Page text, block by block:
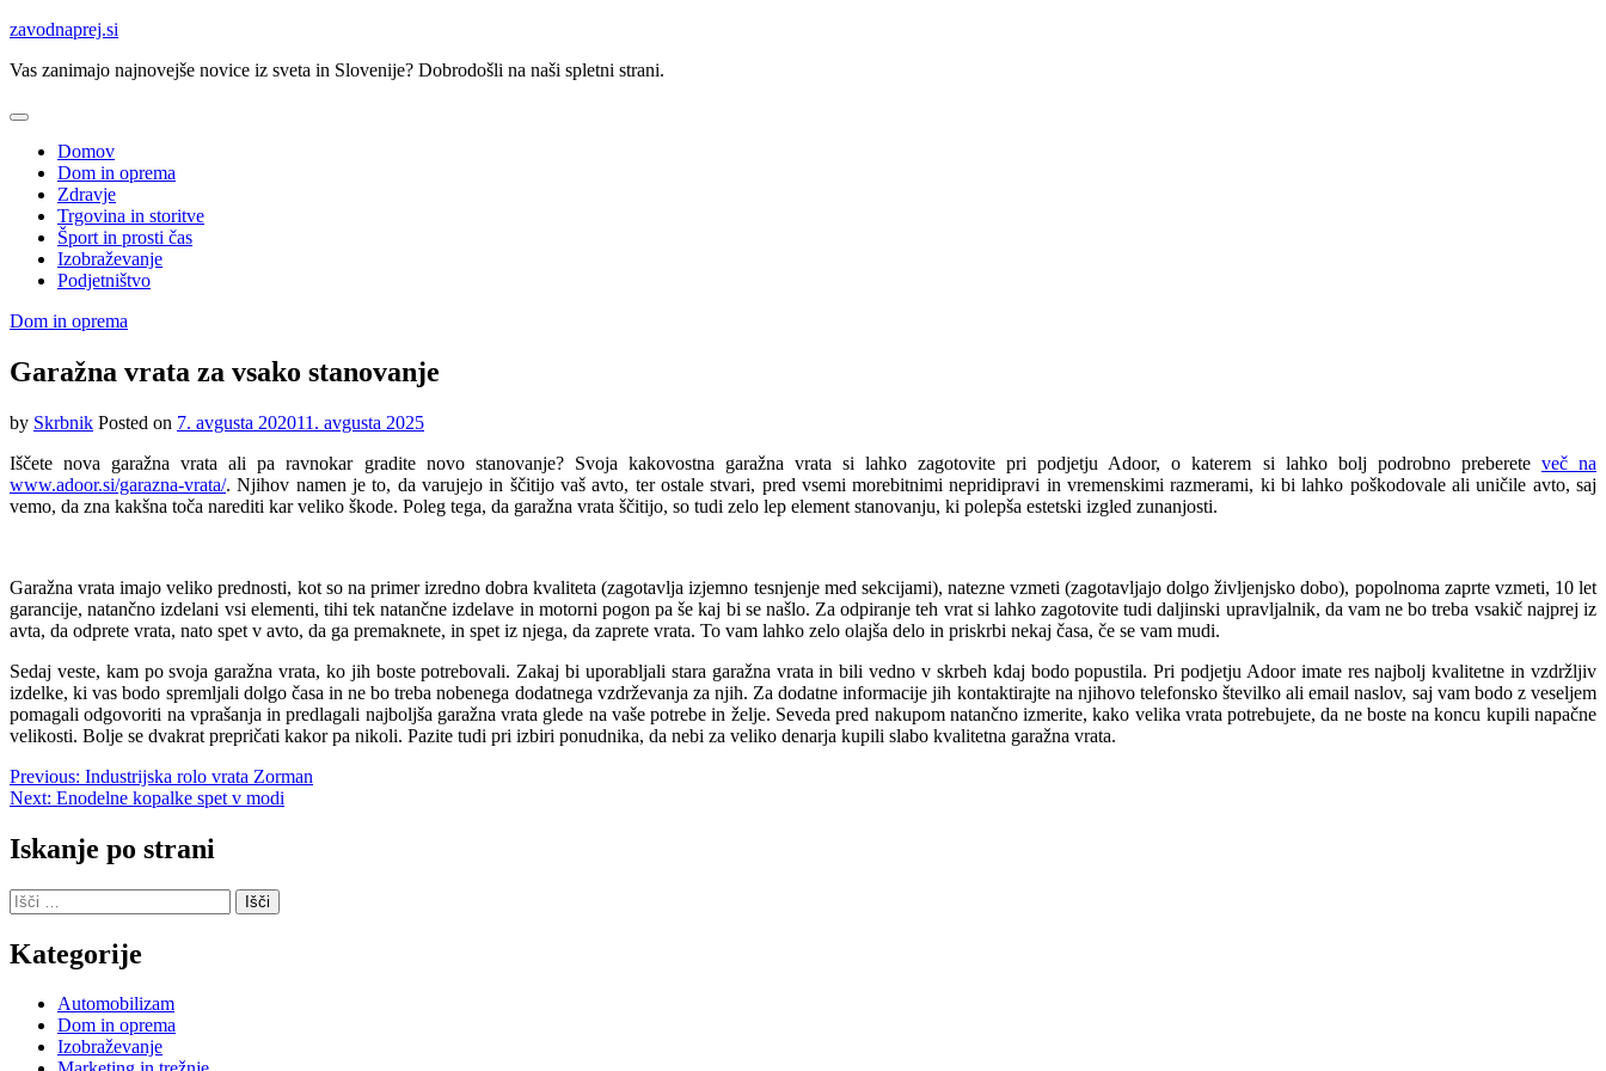
Skip
content
zavodnaprej.si
Vas zanimajo najnovejše novice iz sveta in Slovenije? Dobrodošli na naši spletni strani.
Domov
Dom in oprema
Zdravje
Trgovina in storitve
Šport in prosti čas
Izobraževanje
Podjetništvo
Dom in oprema
Garažna vrata za vsako stanovanje
by Skrbnik Posted on 7. avgusta 202011. avgusta 2025
Iščete nova garažna vrata ali pa ravnokar gradite novo stanovanje? Svoja kakovostna garažna vrata si lahko zagotovite pri podjetju Adoor, o katerem si lahko bolj podrobno preberete več na
www.adoor.si/garazna-vrata/. Njihov namen je to, da varujejo in ščitijo vaš avto, ter ostale stvari, pred vsemi morebitnimi nepridipravi in vremenskimi razmerami, ki bi lahko poškodovale ali uničile avto, saj
vemo, da zna kakšna toča narediti kar veliko škode. Poleg tega, da garažna vrata ščitijo, so tudi zelo lep element stanovanju, ki polepša estetski izgled zunanjosti.
Garažna vrata imajo veliko prednosti, kot so na primer izredno dobra kvaliteta (zagotavlja izjemno tesnjenje med sekcijami), natezne vzmeti (zagotavljajo dolgo življenjsko dobo), popolnoma zaprte vzmeti, 10 let
garancije, natančno izdelani vsi elementi, tihi tek natančne izdelave in motorni pogon pa še kaj bi se našlo. Za odpiranje teh vrat si lahko zagotovite tudi daljinski upravljalnik, da vam ne bo treba vsakič najprej iz
avta, da odprete vrata, nato spet v avto, da ga premaknete, in spet iz njega, da zaprete vrata. To vam lahko zelo olajša delo in priskrbi nekaj časa, če se vam mudi.
Sedaj veste, kam po svoja garažna vrata, ko jih boste potrebovali. Zakaj bi uporabljali stara garažna vrata in bili vedno v skrbeh kdaj bodo popustila. Pri podjetju Adoor imate res najbolj kvalitetne in vzdržljiv
izdelke, ki vas bodo spremljali dolgo časa in ne bo treba nobenega dodatnega vzdrževanja za njih. Za dodatne informacije jih kontaktirajte na njihovo telefonsko številko ali email naslov, saj vam bodo z veseljem
pomagali odgovoriti na vprašanja in predlagali najboljša garažna vrata glede na vaše potrebe in želje. Seveda pred nakupom natančno izmerite, kako velika vrata potrebujete, da ne boste na koncu kupili napačne
velikosti. Bolje se dvakrat prepričati kakor pa nikoli. Pazite tudi pri izbiri ponudnika, da nebi za veliko denarja kupili slabo kvalitetna garažna vrata.
Navigacija
prispevka
Previous: Industrijska rolo vrata Zorman
Next: Enodelne kopalke spet v modi
Iskanje po strani
Išči:
Kategorije
Automobilizam
Dom in oprema
Izobraževanje